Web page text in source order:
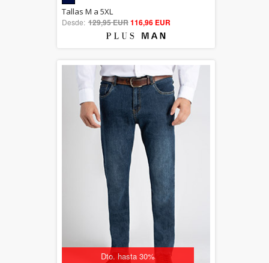
out of 5
Tallas M a 5XL
Desde: 129,95 EUR116,96 EUR
Dto. hasta 30%